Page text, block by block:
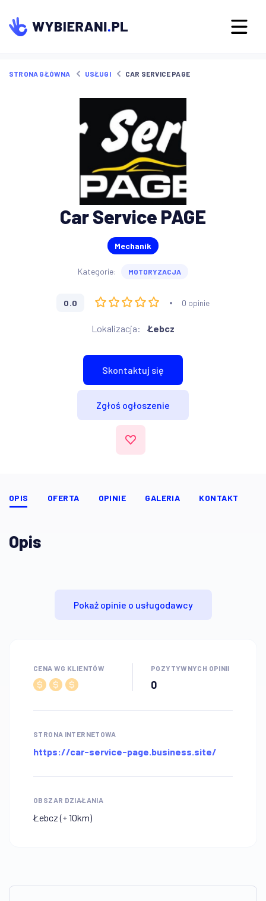
STRONA GŁÓWNA USŁUGI CAR SERVICE PAGE
Car Service PAGE
Mechanik
Kategorie: MOTORYZACJA
0.0 0 opinie
Lokalizacja: Łebcz
Skontaktuj się
Zgłoś ogłoszenie
OPIS OFERTA OPINIE GALERIA KONTAKT
Opis
Pokaż opinie o usługodawcy
CENA WG KLIENTÓW POZYTYWNYCH OPINII
0
STRONA INTERNETOWA
https://car-service-page.business.site/
OBSZAR DZIAŁANIA
Łebcz (+ 10km)